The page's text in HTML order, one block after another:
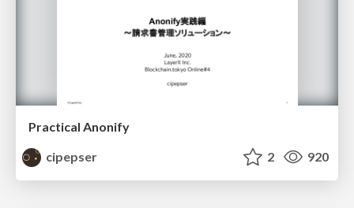
Practical Anonify
cipepser
2 920